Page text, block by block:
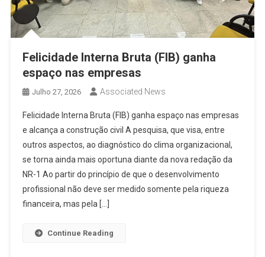
Felicidade Interna Bruta (FIB) ganha
espaço nas empresas
Julho 27, 2026 Associated News
Felicidade Interna Bruta (FIB) ganha espaço nas empresas
e alcança a construção civil A pesquisa, que visa, entre
outros aspectos, ao diagnóstico do clima organizacional,
se torna ainda mais oportuna diante da nova redação da
NR-1 Ao partir do princípio de que o desenvolvimento
profissional não deve ser medido somente pela riqueza
financeira, mas pela […]
Continue Reading